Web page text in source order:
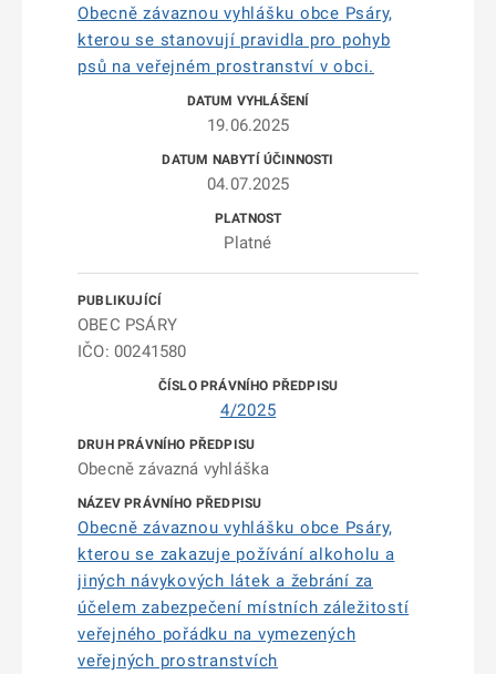
Obecně závaznou vyhlášku obce Psáry,
kterou se stanovují pravidla pro pohyb
psů na veřejném prostranství v obci.
19.06.2025
04.07.2025
Platné
OBEC PSÁRY
IČO: 00241580
4/2025
Obecně závazná vyhláška
Obecně závaznou vyhlášku obce Psáry,
kterou se zakazuje požívání alkoholu a
jiných návykových látek a žebrání za
účelem zabezpečení místních záležitostí
veřejného pořádku na vymezených
veřejných prostranstvích